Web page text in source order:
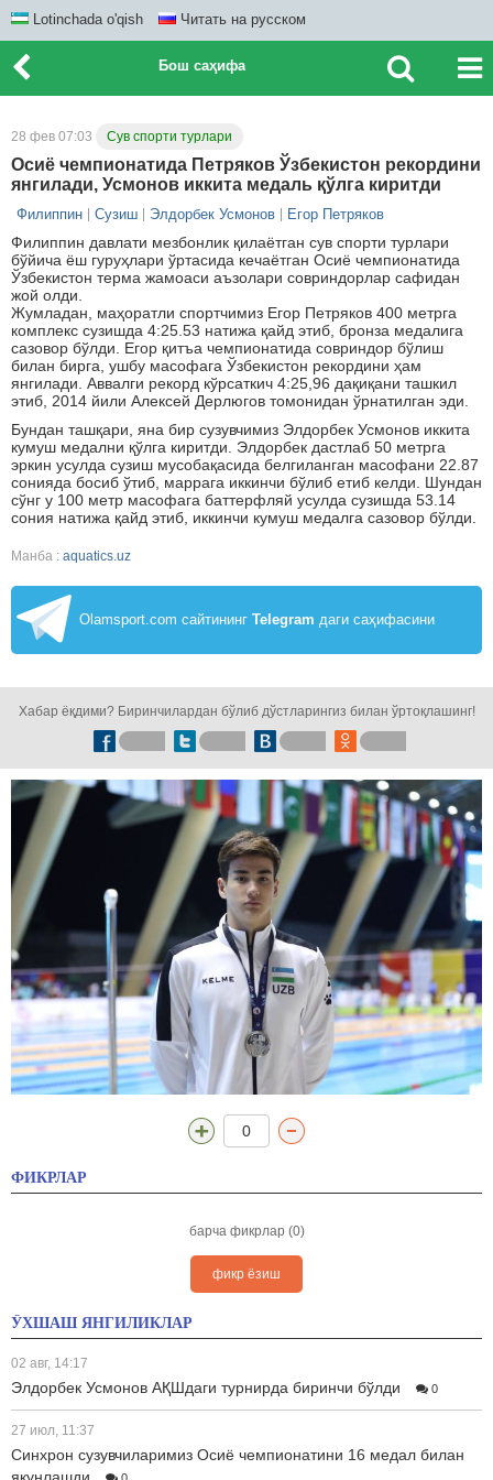
Lotinchada o'qish Читать на русском
Бош саҳифа
28 фев 07:03 Сув спорти турлари
Осиё чемпионатида Петряков Ўзбекистон рекордини
янгилади, Усмонов иккита медаль қўлга киритди
Филиппин Сузиш Элдорбек Усмонов Егор Петряков
Филиппин давлати мезбонлик қилаётган сув спорти турлари
бўйича ёш гуруҳлари ўртасида кечаётган Осиё чемпионатида
Ўзбекистон терма жамоаси аъзолари совриндорлар сафидан
жой олди.
Жумладан, маҳоратли спортчимиз Егор Петряков 400 метрга
комплекс сузишда 4:25.53 натижа қайд этиб, бронза медалига
сазовор бўлди. Егор қитъа чемпионатида совриндор бўлиш
билан бирга, ушбу масофага Ўзбекистон рекордини ҳам
янгилади. Аввалги рекорд кўрсаткич 4:25,96 дақиқани ташкил
этиб, 2014 йили Алексей Дерлюгов томонидан ўрнатилган эди.
Бундан ташқари, яна бир сузувчимиз Элдорбек Усмонов иккита
кумуш медални қўлга киритди. Элдорбек дастлаб 50 метрга
эркин усулда сузиш мусобақасида белгиланган масофани 22.87
сонияда босиб ўтиб, маррага иккинчи бўлиб етиб келди. Шундан
сўнг у 100 метр масофага баттерфляй усулда сузишда 53.14
сония натижа қайд этиб, иккинчи кумуш медалга сазовор бўлди.
Манба : aquatics.uz
Olamsport.com сайтининг Telegram даги саҳифасини
Хабар ёқдими? Биринчилардан бўлиб дўстларингиз билан ўртоқлашинг!
0
ФИКРЛАР
барча фикрлар (0)
фикр ёзиш
ЎХШАШ ЯНГИЛИКЛАР
02 авг, 14:17
Элдорбек Усмонов АҚШдаги турнирда биринчи бўлди 0
27 июл, 11:37
Синхрон сузувчиларимиз Осиё чемпионатини 16 медал билан
якунлашди